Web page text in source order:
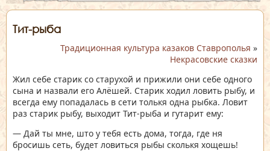
Тит-рыба
Традиционная культура казаков Ставрополья »
Некрасовские сказки
Жил себе старик со старухой и прижили они себе одного
сына и назвали его Алёшей. Старик ходил ловить рыбу, и
всегда ему попадалась в сети толькя одна рыбка. Ловит
раз старик рыбу, выходит Тит-рыба и гутарит ему:
— Дай ты мне, што у тебя есть дома, тогда, где ня
бросишь сеть, будет ловиться рыбы сколькя хощешь!